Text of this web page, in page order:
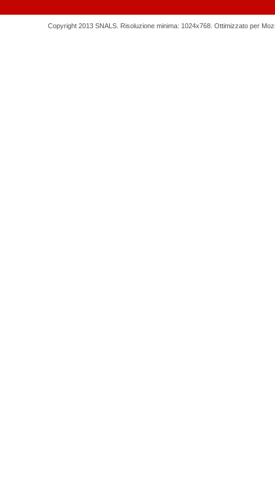
Copyright 2013 SNALS. Risoluzione minima: 1024x768. Ottimizzato per